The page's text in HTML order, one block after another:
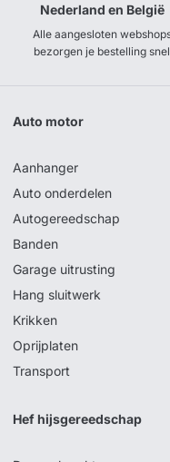
Nederland en België
Alle aangesloten
bezorgen je bestelling snel
Auto motor
Aanhanger
Auto onderdelen
Autogereedschap
Banden
Garage uitrusting
Hang sluitwerk
Krikken
Oprijplaten
Transport
Hef hijsgereedschap